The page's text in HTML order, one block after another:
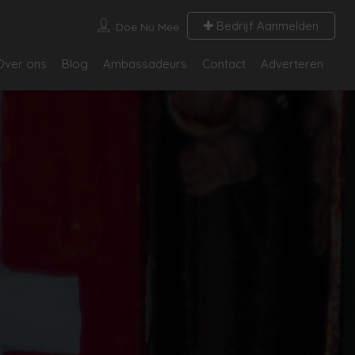
Doe Nu Mee Bedrijf Aanmelden
ons Blog Ambassadeurs Contact Adverteren